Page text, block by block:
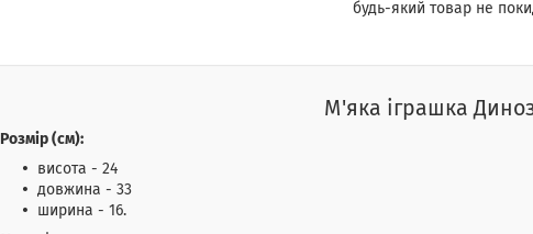
будь-який товар не
М'яка іграшка
Розмір (см):
висота - 24
довжина - 33
ширина - 16.